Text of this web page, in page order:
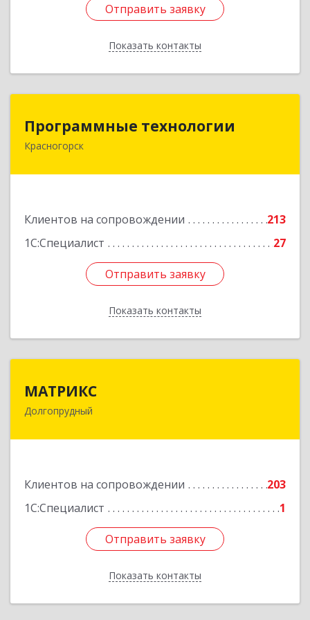
Отправить заявку
Показать контакты
Отправить заявку
Назад
Программные технологии
Красногорск
Клиентов на сопровождении
213
1С:Специалист
27
Отправить заявку
Показать контакты
143408, Московская обл, Красногорский р-н,
Отправить заявку
Назад
МАТРИКС
Долгопрудный
Клиентов на сопровождении
203
1С:Специалист
1
Отправить заявку
Показать контакты
141707, Московская обл, Долгопрудный г,
Отправить заявку
Назад